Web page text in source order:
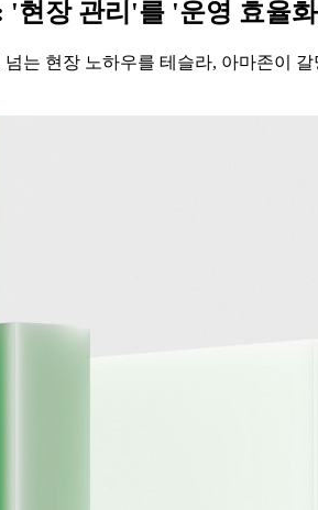
'현장 관리'를 '운영 효율
는 현장 노하우를 테슬라, 아마존이